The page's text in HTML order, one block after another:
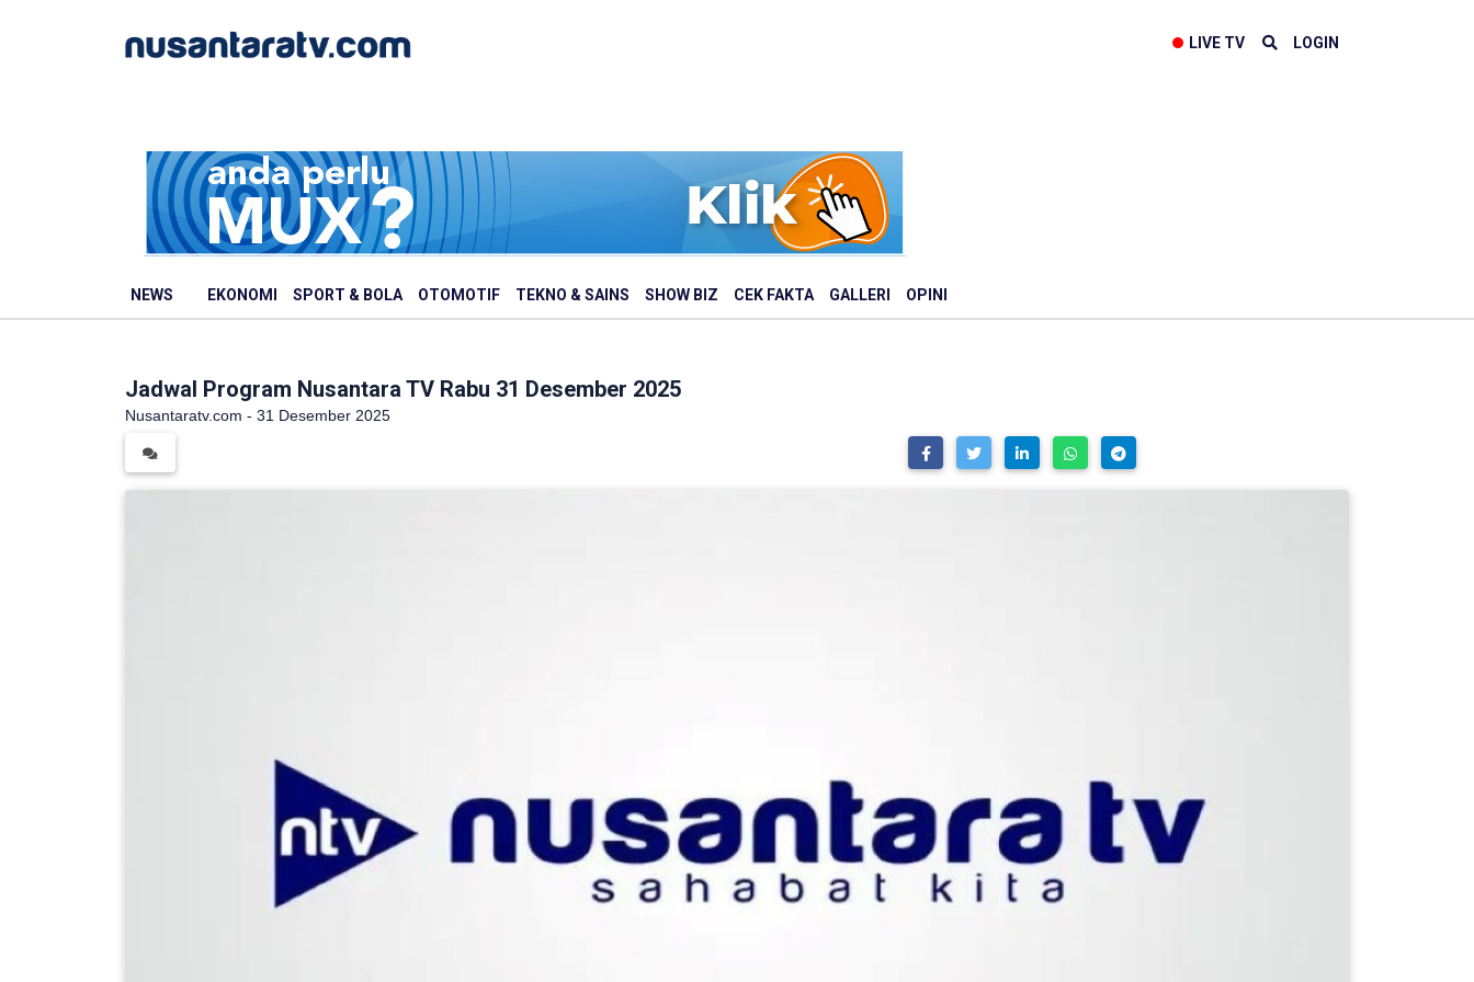
LIVE TV LOGIN
NEWS EKONOMI SPORT & BOLA OTOMOTIF TEKNO & SAINS SHOW BIZ CEK FAKTA GALLERI OPINI
Jadwal Program Nusantara TV Rabu 31 Desember 2025
Nusantaratv.com - 31 Desember 2025